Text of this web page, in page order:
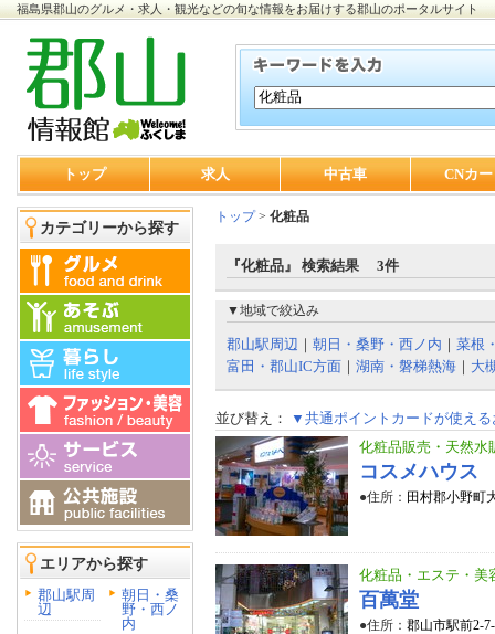
福島県郡山のグルメ・求人・観光などの旬な情報をお届けする郡山のポータルサイト
トップ 求人 中古車 CNカ
カテゴリーから探す
エリアから探す
郡山駅周
辺
朝日・桑
野・西ノ
内
トップ> 化粧品
『化粧品』 検索結果 3件
▼地域で絞込み
郡山駅周辺 ｜ 朝日・桑野・西ノ内 ｜ 菜根
富田・郡山IC方面 ｜ 湖南・磐梯熱海 ｜ 大
並び替え：
▼共通ポイントカードが使える
化粧品販売・天然水
コスメハウス
●住所： 田村郡小野町
化粧品・エステ・美
百萬堂
●住所： 郡山市駅前2-